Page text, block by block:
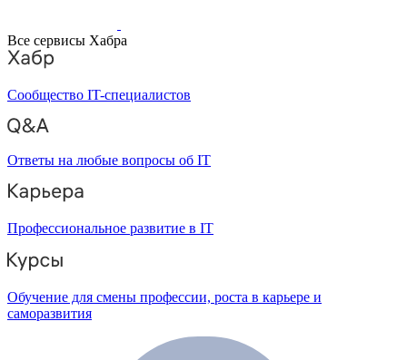
Все сервисы Хабра
Сообщество IT-специалистов
Ответы на любые вопросы об IT
Профессиональное развитие в IT
Обучение для смены профессии, роста в карьере и
саморазвития